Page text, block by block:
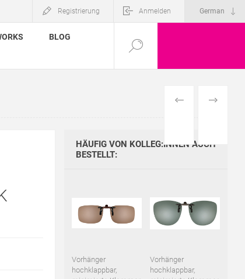
Registrierung Anmelden
BLOG
VORHERIGES
HÄUFIG VON KOLLEG:INNEN AUCH
BESTELLT:
Vorhänger
hochklappbar,
Vorhänger
hochklappbar,